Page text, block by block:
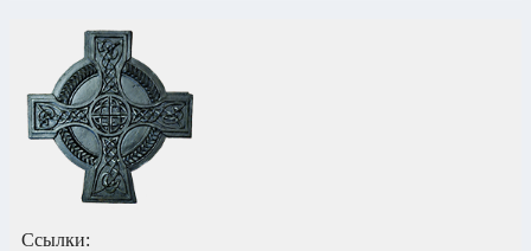
Ссылки: